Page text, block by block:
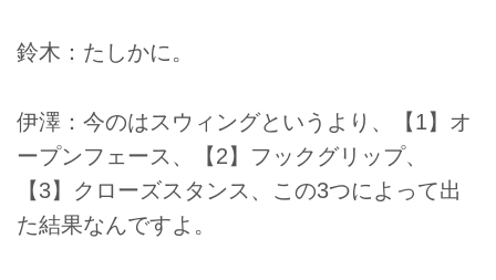
鈴木：たしかに。
伊澤：今のはスウィングというより、【1】オ
ープンフェース、【2】フックグリップ、
【3】クローズスタンス、この3つによって出
た結果なんですよ。